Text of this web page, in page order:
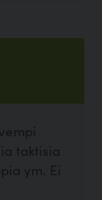
taktisia
ym. Ei